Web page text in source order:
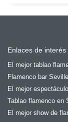
Enlaces de interés
El mejor tablao
Flamenco bar Seville
El mejor
Tablao flamenco en
El mejor show de